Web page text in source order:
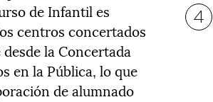
de Infantil es
centros concertados
la Concertada
en la Pública, lo que
de alumnado